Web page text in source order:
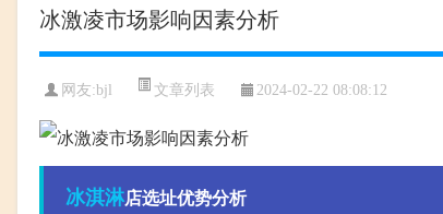
冰激凌市场影响因素分析
网友:bjl 文章列表 2024-02-22 08:08:12
冰淇淋店选址优势分析